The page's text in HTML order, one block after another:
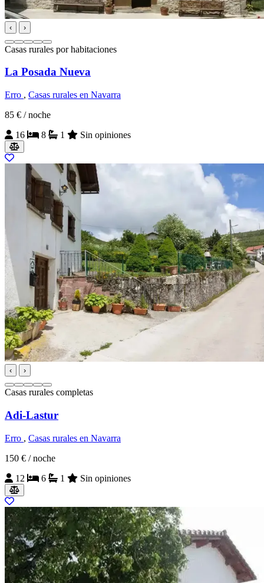
‹ ›
Casas rurales por habitaciones
La Posada Nueva
Erro , Casas rurales en Navarra
85 € / noche
16
8 1 Sin opiniones
‹ ›
Casas rurales completas
Adi-Lastur
Erro , Casas rurales en Navarra
150 € / noche
12
6 1 Sin opiniones